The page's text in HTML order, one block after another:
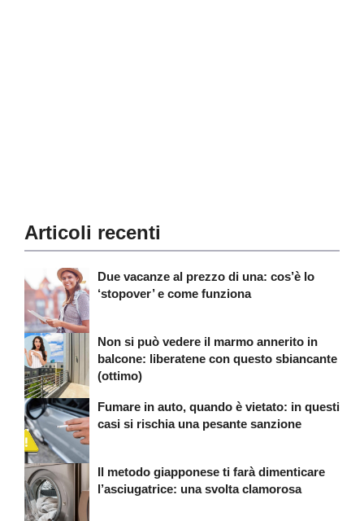
Articoli recenti
Due vacanze al prezzo di una: cos’è lo
‘stopover’ e come funziona
Non si può vedere il marmo annerito in
balcone: liberatene con questo sbiancante
(ottimo)
Fumare in auto, quando è vietato: in questi
casi si rischia una pesante sanzione
Il metodo giapponese ti farà dimenticare
l’asciugatrice: una svolta clamorosa